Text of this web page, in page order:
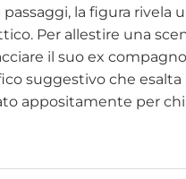
la figura rivela
Per allestire una
il suo ex
suggestivo che esalta
appositamente per